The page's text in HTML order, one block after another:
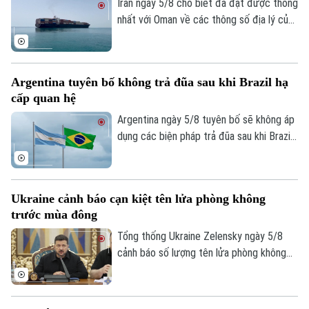
Golf
Sao
Điện ảnh
Thời trang
Âm nhạc
Đã phát sóng
Iran ngày 5/8 cho biết đã đạt được thống
nhất với Oman về các thông số địa lý của
Argentina tuyên bố không trả đũa sau khi Brazil hạ
cấp quan hệ
Argentina ngày 5/8 tuyên bố sẽ không áp
dụng các biện pháp trả đũa sau khi Brazil
và khẳng định không muốn làm gia tăng
Ukraine cảnh báo cạn kiệt tên lửa phòng không
trước mùa đông
Tổng thống Ukraine Zelensky ngày 5/8
cảnh báo số lượng tên lửa phòng không